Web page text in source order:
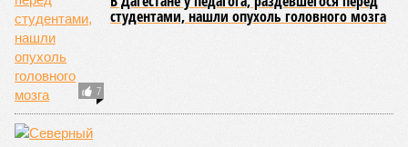
В Гунибском районе на стратегической дороге «Гуниб –
Кумух» бурные потоки полностью уничтожили подъездные
пути к мостовому переходу, в результате чего от внешнего
мира оказались отрезаны сразу шесть населённых
пунктов. Ещё четыре посёлка лишились транспортного
сообщения в Лакском районе, где в настоящий момент
функционирует временная схема движения.